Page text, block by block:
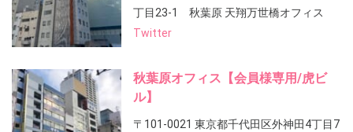
丁目23-1 秋葉原 天翔万世橋オフィス
Twitter
秋葉原オフィス【会員様専用/虎ビ
ル】
〒101-0021 東京都千代田区外神田4丁目7